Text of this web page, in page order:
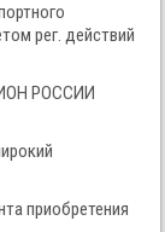
рег. действий
РОССИИ
приобретения